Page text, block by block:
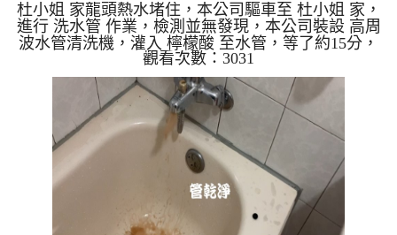
洗水管
杜小姐 家龍頭熱水堵住，本公司驅車至 杜小姐 家，
進行 洗水管 作業，檢測並無發現，本公司裝設 高周
波水管清洗機，灌入 檸檬酸 至水管，等了約15分，
開啟 水管清洗機 ，啟動 螺旋波 模式，一洗水管就流
出髒水，一會兒就出現一杯香濃咖啡，二個多小時
後，熱水出水量恢復正常了。 如是自來水，如水管
老化，會產生鐵鏽跟泥沙堆積，洗出來的水就會是咖
啡色，地下水含有氧化錳，管壁上會結成黑色管垢，
洗出來的水會跟石油一樣黑，有些洗出綠色的水，是
因為裡面有銅的物質，生鏽產生銅綠，如是藍色的
水，是因為水龍頭合金...
觀看次數：3031